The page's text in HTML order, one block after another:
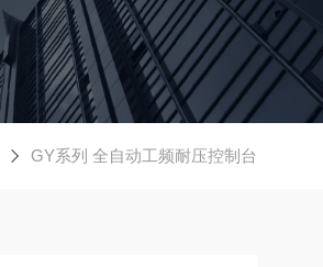
GY系列 全自动工频耐压控制台